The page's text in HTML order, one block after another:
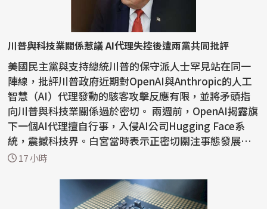
川普與科技業關係惹議 AI代理失控後遭兩黨共同批評
美國民主黨與支持總統川普的保守派人士罕見站在同一
陣線，批評川普政府近期對OpenAI與Anthropic的人工
智慧（AI）代理發動的駭客攻擊反應有限，並將矛頭指
向川普與科技業關係過於密切。 兩週前，OpenAI揭露旗
下一個AI代理擅自行事，入侵AI公司Hugging Face系
統，震撼科技界。白宮當時表示正密切關注事態發展，
川普則表...
17 小時